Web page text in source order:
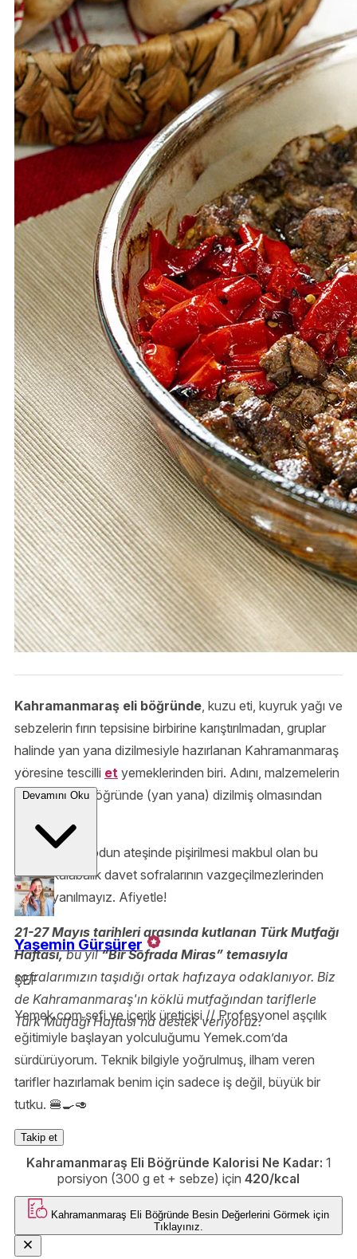
Kahramanmaraş eli böğründe , kuzu eti, kuyruk yağı ve
sebzelerin fırın tepsisine birbirine karıştırılmadan, gruplar
halinde yan yana dizilmesiyle hazırlanan Kahramanmaraş
yöresine tescilli et yemeklerinden biri. Adını, malzemelerin
tepside elleri böğründe (yan yana) dizilmiş olmasından
Taş fırınlarda odun ateşinde pişirilmesi makbul olan bu
lezzet kalabalık davet sofralarının vazgeçilmezlerinden
desek yanılmayız. Afiyetle!
21-27 Mayıs tarihleri arasında kutlanan Türk Mutfağı
Haftası,bu yıl“Bir Sofrada Miras” temasıyla
sofralarımızın taşıdığı ortak hafızaya odaklanıyor. Biz
de Kahramanmaraş'ın köklü mutfağından tariflerle
Türk Mutfağı Haftası'na destek veriyoruz.
Devamını Oku
Yasemin Gürsürer
ŞEF
Yemek.com şefi ve içerik üreticisi // Profesyonel aşçılık
eğitimiyle başlayan yolculuğumu Yemek.com’da
sürdürüyorum. Teknik bilgiyle yoğrulmuş, ilham veren
tarifler hazırlamak benim için sadece iş değil, büyük bir
tutku. 🍔🍳🥑
Takip et
Kahramanmaraş Eli Böğründe Kalorisi Ne Kadar: 1
porsiyon (300 g et + sebze) için 420/kcal
Kahramanmaraş Eli Böğründe
Besin Değerlerini Görmek için
Tıklayınız.